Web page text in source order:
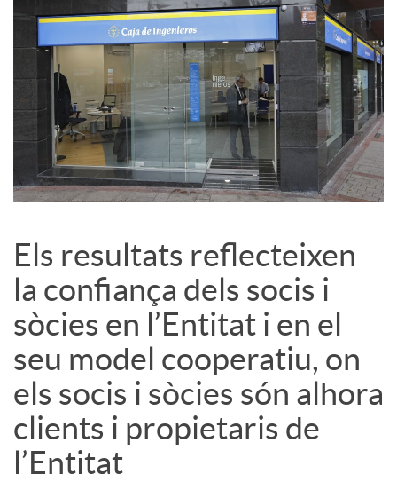
i
a
l
s
Els resultats reflecteixen
la confiança dels socis i
sòcies en l’Entitat i en el
seu model cooperatiu, on
els socis i sòcies són alhora
clients i propietaris de
l’Entitat